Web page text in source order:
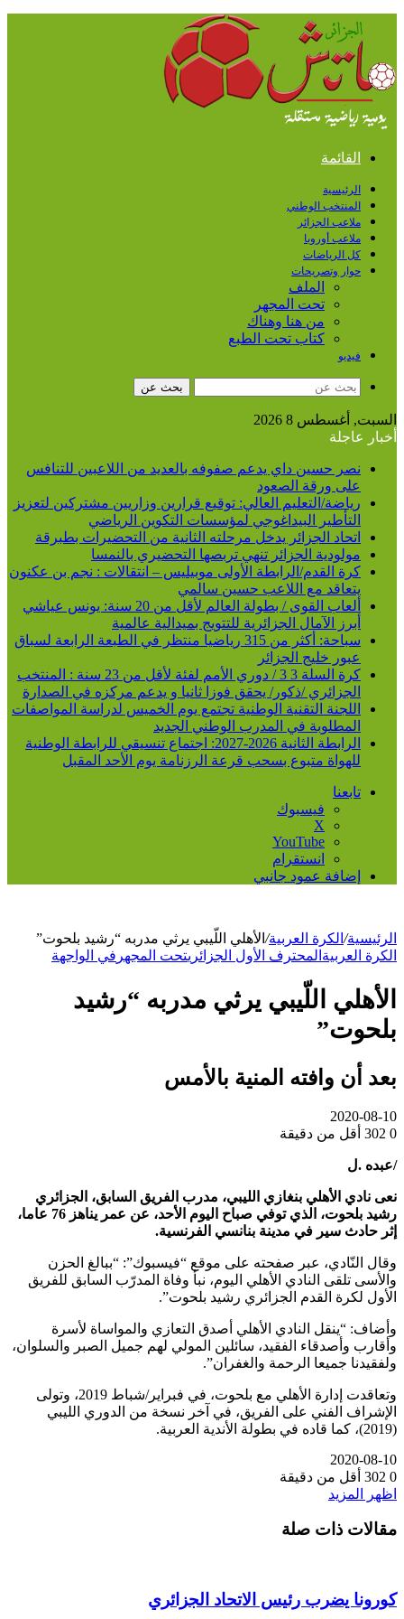
القائمة
الرئيسية
المنتخب الوطني
ملاعب الجزائر
ملاعب أوروبا
كل الرياضات
حوار وتصريحات
الملف
تحت المجهر
من هنا وهناك
كتاب تحت الطبع
فيديو
بحث عن
السبت, أغسطس 8 2026
أخبار عاجلة
نصر حسين داي يدعم صفوفه بالعديد من اللاعبين للتنافس
على ورقة الصعود
رياضة/التعليم العالي: توقيع قرارين وزاريين مشتركين لتعزيز
التأطير البيداغوجي لمؤسسات التكوين الرياضي
اتحاد الجزائر يدخل مرحلته الثانية من التحضيرات بطبرقة
مولودية الجزائر تنهي تربصها التحضيري بالنمسا
كرة القدم/الرابطة الأولى موبيليس – انتقالات : نجم بن عكنون
يتعاقد مع اللاعب حسين سالمي
ألعاب القوى / بطولة العالم لأقل من 20 سنة: يونس عياشي
أبرز الآمال الجزائرية للتتويج بميدالية عالمية
سباحة: أكثر من 315 رياضيا منتظر في الطبعة الرابعة لسباق
عبور خليج الجزائر
كرة السلة 3 3 / دوري الأمم لفئة لأقل من 23 سنة : المنتخب
الجزائري /ذكور/ يحقق فوزا ثانيا و يدعم مركزه في الصدارة
اللجنة التقنية الوطنية تجتمع يوم الخميس لدراسة المواصفات
المطلوبة في المدرب الوطني الجديد
الرابطة الثانية 2026-2027: اجتماع تنسيقي للرابطة الوطنية
للهواة متبوع بسحب قرعة الرزنامة يوم الأحد المقبل
تابعنا
فيسبوك
‫X
‫YouTube
انستقرام
إضافة عمود جانبي
الرئيسية/ الكرة العربية/ الأهلي اللّيبي يرثي مدربه “رشيد بلحوت”
الكرة العربية المحترف الأول الجزائريتحت المجهر في الواجهة
الأهلي اللّيبي يرثي مدربه “رشيد
بلحوت”
بعد أن وافته المنية بالأمس
2020-08-10
0
أقل من دقيقة
/عبده .ل
نعى نادي الأهلي بنغازي الليبي، مدرب الفريق السابق، الجزائري
رشيد بلحوت، الذي توفي صباح اليوم الأحد، عن عمر يناهز 76 عاما،
إثر حادث سير في مدينة بنانسي الفرنسية.
وقال النّادي، عبر صفحته على موقع “فيسبوك”: “ببالغ الحزن
والأسى تلقى النادي الأهلي اليوم، نبأ وفاة المدرّب السابق للفريق
الأول لكرة القدم الجزائري رشيد بلحوت”.
وأضاف: “ينقل النادي الأهلي أصدق التعازي والمواساة لأسرة
وأقارب وأصدقاء الفقيد، سائلين المولي لهم جميل الصبر والسلوان،
ولفقيدنا جميعا الرحمة والغفران”.
وتعاقدت إدارة الأهلي مع بلحوت، في فبراير/شباط 2019، وتولى
الإشراف الفني على الفريق، في آخر نسخة من الدوري الليبي
(2019)، كما قاده في بطولة الأندية العربية.
2020-08-10
0
أقل من دقيقة
اظهر المزيد
مقالات ذات صلة
كورونا يضرب رئيس الاتحاد الجزائري